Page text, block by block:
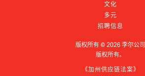
文化
多元
招聘信息
版权所有 © 2026 李尔公司
版权所有。
《加州供应链法案》